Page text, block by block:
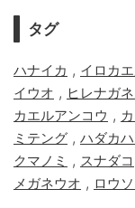
タグ
ハナイカ , イロカ
イウオ , ヒレナガ
カエルアンコウ ,
ミテング , ハダカ
クマノミ , スナダコ
メガネウオ , ロウ